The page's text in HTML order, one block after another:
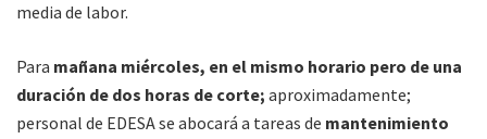
media de labor.
Para mañana miércoles, en el mismo horario pero de una
duración de dos horas de corte; aproximadamente;
personal de EDESA se abocará a tareas de mantenimiento